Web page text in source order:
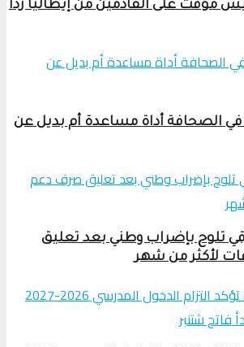
مؤقت على القادمين من إيطاليا رداً
في الصحافة أداة مساعدة أم بديل عن
تلوح بإضراب وطني بعد تعليق
لأكثر من شهر